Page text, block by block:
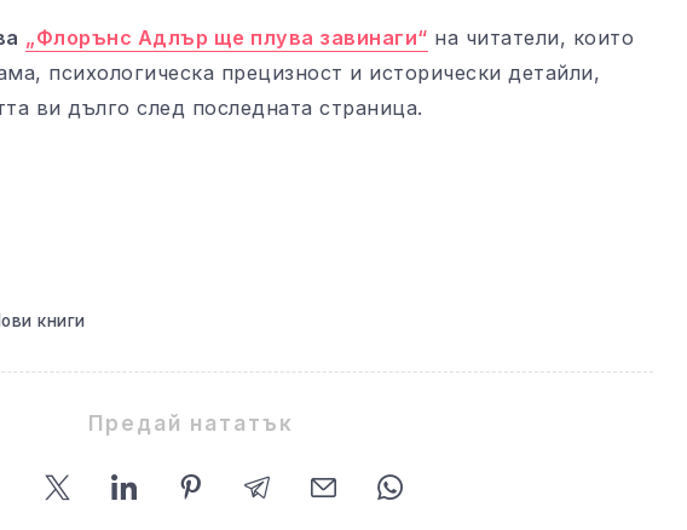
„Флорънс Адлър ще плува завинаги“ на читатели, които
психологическа прецизност и исторически детайли,
ви дълго след последната страница.
книги
Предай нататък